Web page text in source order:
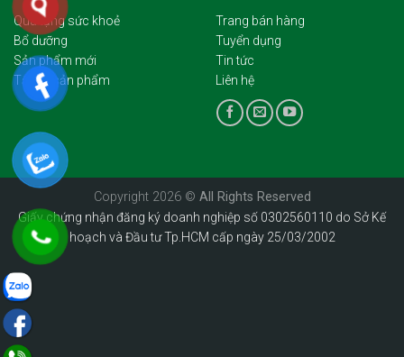
Quà tặng sức khoẻ
Bổ dưỡng
Sản phẩm mới
Tất cả sản phẩm
Trang bán hàng
Tuyển dụng
Tin tức
Liên hệ
Copyright 2026 © All Rights Reserved
Giấy chứng nhận đăng ký doanh nghiệp số 0302560110 do Sở Kế
hoạch và Đầu tư Tp.HCM cấp ngày 25/03/2002